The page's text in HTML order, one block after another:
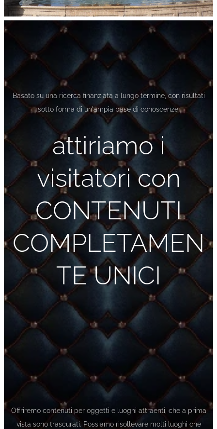
Basato su una ricerca finanziata a lungo termine, con risultati
sotto forma di un'ampia base di conoscenze,
attiriamo i
visitatori con
CONTENUTI
COMPLETAMEN
TE UNICI
Offriremo contenuti per oggetti e luoghi attraenti, che a prima
vista sono trascurati. Possiamo risollevare molti luoghi che